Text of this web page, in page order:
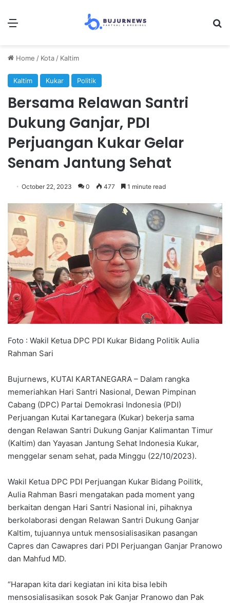
Menu
Home / Kota / Kaltim
Kaltim Kukar Politik
Bersama Relawan Santri
Dukung Ganjar, PDI
Perjuangan Kukar Gelar
Senam Jantung Sehat
October 22, 2023 0 477 1 minute read
Foto : Wakil Ketua DPC PDI Kukar Bidang Politik Aulia
Rahman Sari
Bujurnews, KUTAI KARTANEGARA – Dalam rangka
memeriahkan Hari Santri Nasional, Dewan Pimpinan
Cabang (DPC) Partai Demokrasi Indonesia (PDI)
Perjuangan Kutai Kartanegara (Kukar) bekerja sama
dengan Relawan Santri Dukung Ganjar Kalimantan Timur
(Kaltim) dan Yayasan Jantung Sehat Indonesia Kukar,
menggelar senam sehat, pada Minggu (22/10/2023).
Wakil Ketua DPC PDI Perjuangan Kukar Bidang Poilitk,
Aulia Rahman Basri mengatakan pada moment yang
berkaitan dengan Hari Santri Nasional ini, pihaknya
berkolaborasi dengan Relawan Santri Dukung Ganjar
Kaltim, tujuannya untuk mensosialisasikan pasangan
Capres dan Cawapres dari PDI Perjuangan Ganjar Pranowo
dan Mahfud MD.
“Harapan kita dari kegiatan ini kita bisa lebih
mensosialisasikan sosok Pak Ganjar Pranowo dan Pak